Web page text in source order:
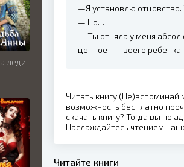
—Я установлю
— Но…
— Ты отняла у меня
ценное — твоего ребенка.
Читать книгу
возможность бесплатно
скачать книгу? Тогда вы по
Наслаждайтесь чтением
Читайте книги
леди